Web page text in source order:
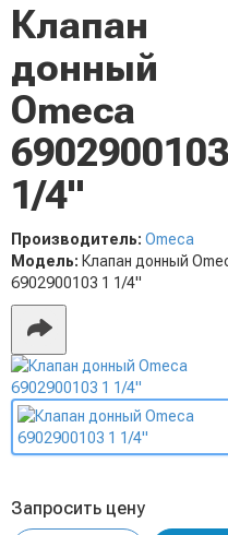
Клапан
донный
Omeca
1/4"
Производитель: Omeca
Модель: Клапан донный
6902900103 1 1/4"
Запросить цену